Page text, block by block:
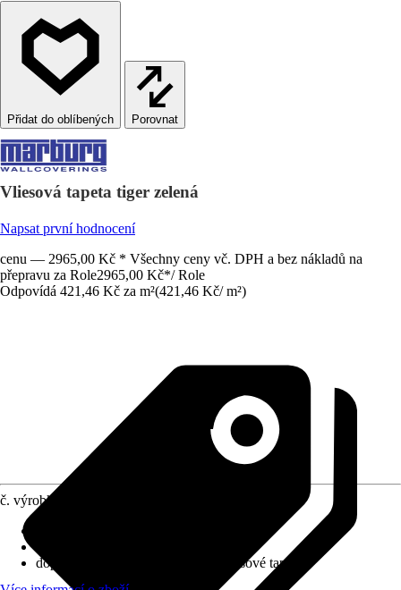
Porovnat
Vliesová tapeta tiger zelená
Napsat první hodnocení
cenu — 2965,00 Kč * Všechny ceny vč. DPH a bez nákladů na
přepravu za Role2965,00 Kč*/ Role
Odpovídá 421,46 Kč za m²(421,46 Kč/ m²)
č. výrobku
doporučení k lepení
Lepidlo na vliesové tapety